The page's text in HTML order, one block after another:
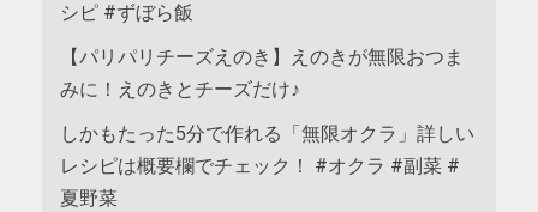
シピ #ずぼら飯
【パリパリチーズえのき】えのきが無限おつま
みに！えのきとチーズだけ♪
しかもたった5分で作れる「無限オクラ」詳しい
レシピは概要欄でチェック！ #オクラ #副菜 #
夏野菜